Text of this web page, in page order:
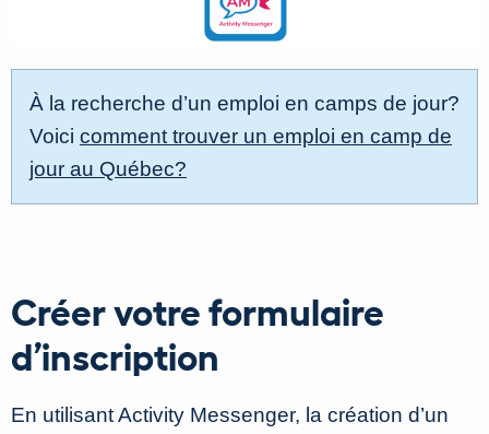
À la recherche d’un emploi en camps de jour?
Voici comment trouver un emploi en camp de
jour au Québec?
Créer votre formulaire
d’inscription
En utilisant Activity Messenger, la création d’un